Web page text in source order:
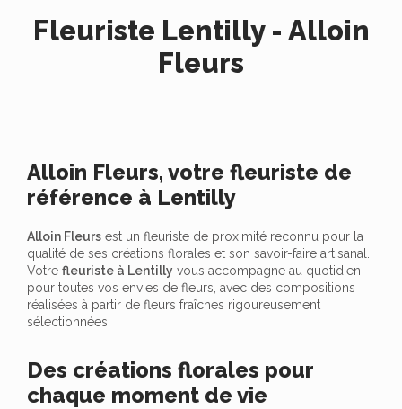
Fleuriste Lentilly - Alloin
Fleurs
Alloin Fleurs, votre fleuriste de
référence à Lentilly
Alloin Fleurs est un fleuriste de proximité reconnu pour la
qualité de ses créations florales et son savoir-faire artisanal.
Votre fleuriste à Lentilly vous accompagne au quotidien
pour toutes vos envies de fleurs, avec des compositions
réalisées à partir de fleurs fraîches rigoureusement
sélectionnées.
Des créations florales pour
chaque moment de vie